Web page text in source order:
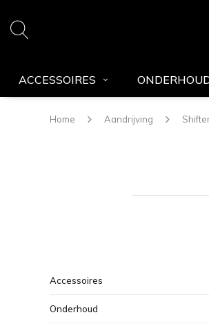
ACCESSOIRES
Home Aandrijving
Accessoires
Onderhoud